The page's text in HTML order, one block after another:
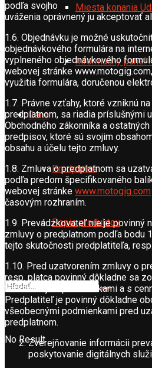
Miesta konania
Informačný panel
Cena
Predplatné
Popis produktov
No Result
podľa svojho
uváženia oprávnený ju akceptovať
1.6. Objednávku je možné
objednávkového formulára na
vyplneného objednávkového
webovej stránke
využitia formulára, doručenou
1.7. Právne vzťahy, ktoré vzniknú
predplatnom, sa riadia príslušnými
Obchodného zákonníka a
predpisov, ktoré sú svojim
obsahu a účelu tejto zmluvy.
1.8. Zmluva o predplatnom sa
podľa predom špecifikovaného
webovej stránke www.motogig.com
časovým rozhraním.
1.9. Prevádzkovateľ nie je povinný
zmluvy o predplatnom podľa bodu
tejto skutočnosti predplatiteľa,
1.10. Pred uzatvorením zmluvy o
resp. platca povinný dôkladne sa
všeobecnými podmienkami a s
Predplatiteľ je povinný dôkladne
všeobecnými podmienkami pred
predplatnom.
Zverejňovanie informácii
poskytovanie digitálnych